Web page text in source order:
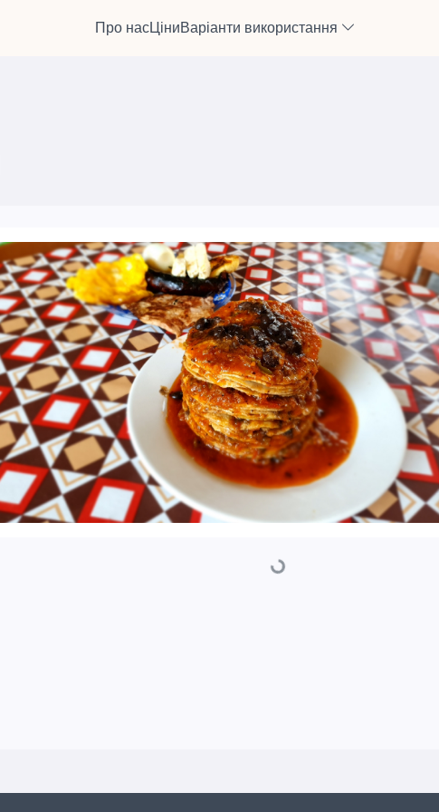
Про насЦіниВаріанти використання